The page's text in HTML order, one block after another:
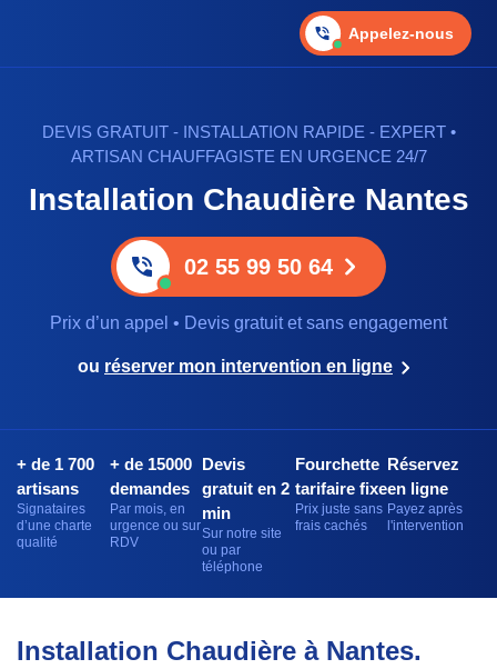
Appelez-nous
DEVIS GRATUIT - INSTALLATION RAPIDE - EXPERT •
ARTISAN CHAUFFAGISTE EN URGENCE 24/7
Installation Chaudière Nantes
02 55 99 50 64
Prix d’un appel • Devis gratuit et sans engagement
ou réserver mon intervention en ligne
+ de 1 700
artisans
Signataires
d’une charte
qualité
+ de 15000
demandes
Par mois, en
urgence ou sur
RDV
Devis
gratuit en 2
min
Sur notre site
ou par
téléphone
Fourchette
tarifaire fixe
Prix juste sans
frais cachés
Réservez
en ligne
Payez après
l'intervention
Installation Chaudière à Nantes.